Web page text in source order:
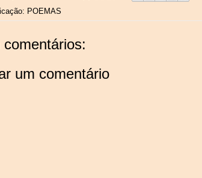
POEMAS
comentários:
um comentário